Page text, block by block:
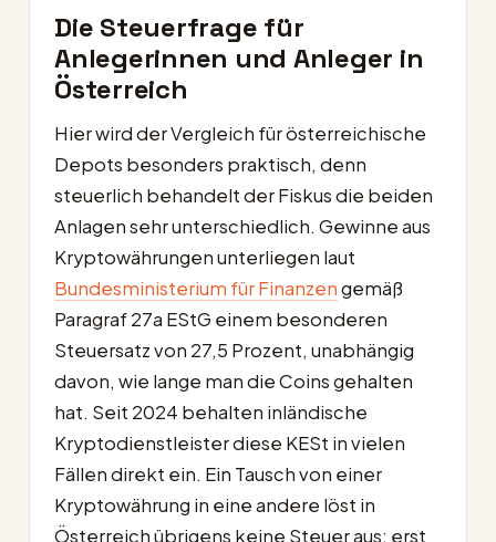
Die Steuerfrage für
Anlegerinnen und Anleger in
Österreich
Hier wird der Vergleich für österreichische
Depots besonders praktisch, denn
steuerlich behandelt der Fiskus die beiden
Anlagen sehr unterschiedlich. Gewinne aus
Kryptowährungen unterliegen laut
Bundesministerium für Finanzengemäß
Paragraf 27a EStG einem besonderen
Steuersatz von 27,5 Prozent, unabhängig
davon, wie lange man die Coins gehalten
hat. Seit 2024 behalten inländische
Kryptodienstleister diese KESt in vielen
Fällen direkt ein. Ein Tausch von einer
Kryptowährung in eine andere löst in
Österreich übrigens keine Steuer aus; erst